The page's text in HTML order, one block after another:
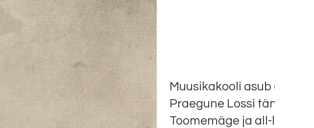
Muusikakooli asub
Praegune Lossi tänav
Toomemäge ja all-linna.